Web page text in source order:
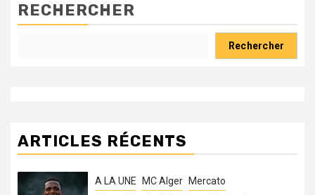
RECHERCHER
Rechercher
ARTICLES RÉCENTS
A LA UNE MC Alger Mercato